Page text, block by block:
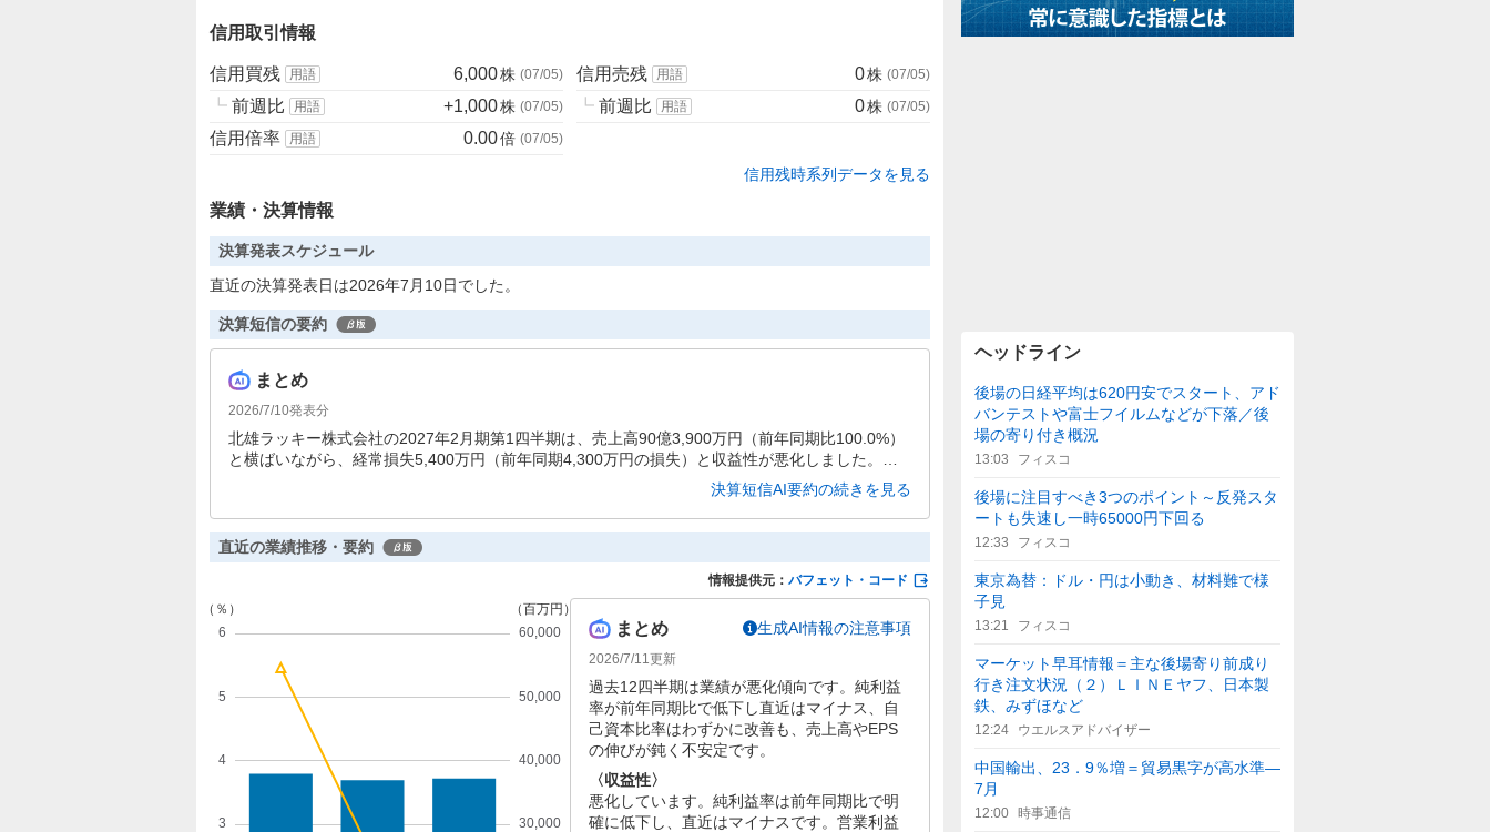
信用取引情報
信用買残 用語 6,000株 (07/05)
┗ 前週比 用語 +1,000株 (07/05)
信用倍率 用語 0.00倍 (07/05)
信用売残 用語 0株 (07/05)
┗ 前週比 用語 0株 (07/05)
信用残時系列データを見る
業績・決算情報
決算発表スケジュール
直近の決算発表日は2026年7月10日でした。
決算短信の要約
まとめ
2026/7/10発表分
北雄ラッキー株式会社の2027年2月期第1四半期は、売上高90億3,900万円（前年同期比100.0%）
と横ばいながら、経常損失5,400万円（前年同期4,300万円の損失）と収益性が悪化しました。自
己資本比率は32.9%に低下しましたが、通期では増収増益を見込んでおり、年間配当50円を維持す
決算短信AI要約の続きを見る
直近の業績推移・要約
情報提供元： バフェット・コード
まとめ 生成AI情報の注意事項
2026/7/11 更新
過去12四半期は業績が悪化傾向です。純利益
率が前年同期比で低下し直近はマイナス、自
己資本比率はわずかに改善も、売上高やEPS
の伸びが鈍く不安定です。
〈収益性〉
悪化しています。純利益率は前年同期比で明
確に低下し、直近はマイナスです。営業利益
ヘッドライン
後場の日経平均は620円安でスタート、アド
バンテストや富士フイルムなどが下落／後
場の寄り付き概況
13:03 フィスコ
後場に注目すべき3つのポイント～反発スタ
ートも失速し一時65000円下回る
12:33 フィスコ
東京為替：ドル・円は小動き、材料難で様
子見
13:21 フィスコ
マーケット早耳情報＝主な後場寄り前成り
行き注文状況（２）ＬＩＮＥヤフ、日本製
鉄、みずほなど
12:24 ウエルスアドバイザー
中国輸出、23．9％増＝貿易黒字が高水準―
7月
12:00 時事通信